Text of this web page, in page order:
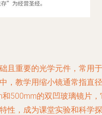
且重要的光学元件，常用于
，教学用缩小镜通常指直径
500mm的双凹玻璃镜片，
性，成为课堂实验和科学探